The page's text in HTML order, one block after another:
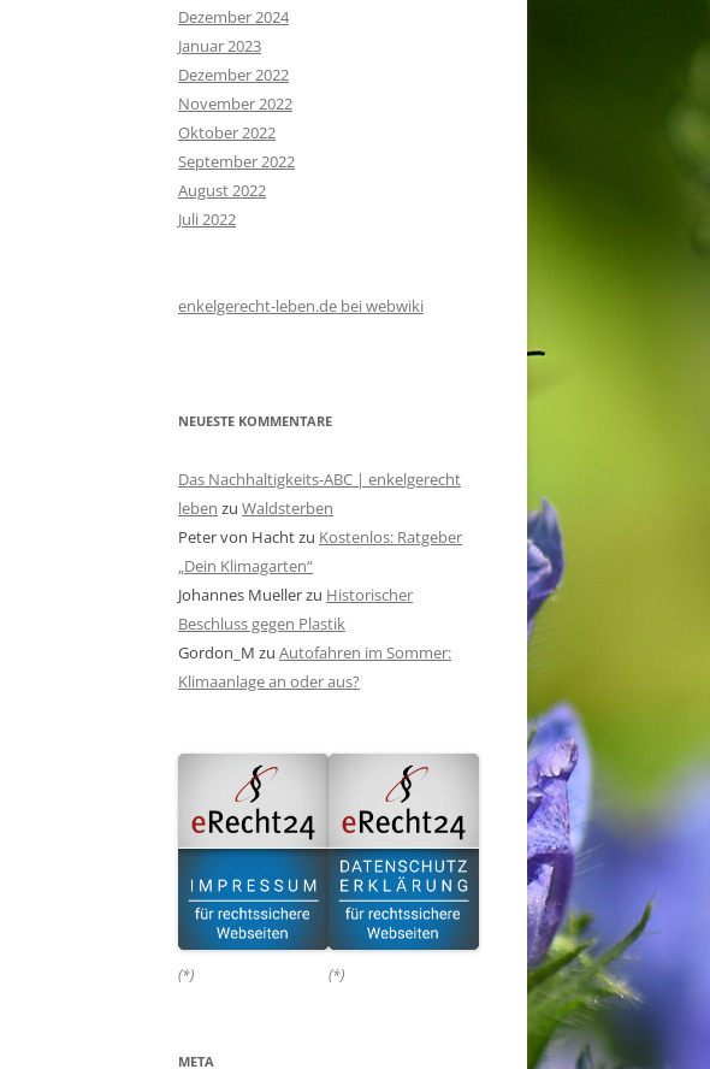
Dezember 2024
Januar 2023
Dezember 2022
November 2022
Oktober 2022
September 2022
August 2022
Juli 2022
enkelgerecht-leben.de bei webwiki
NEUESTE KOMMENTARE
Das Nachhaltigkeits-ABC | enkelgerecht
leben zu Waldsterben
Peter von Hachtzu Kostenlos: Ratgeber
„Dein Klimagarten“
Johannes Muellerzu Historischer
Beschluss gegen Plastik
Gordon_M zu Autofahren im Sommer:
Klimaanlage an oder aus?
(*) (*)
META